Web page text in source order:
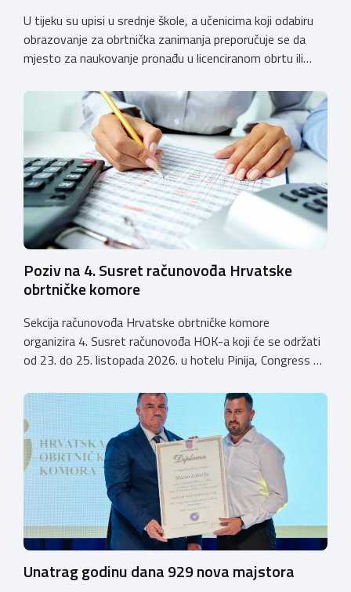
U tijeku su upisi u srednje škole, a učenicima koji odabiru
obrazovanje za obrtnička zanimanja preporučuje se da
mjesto za naukovanje pronađu u licenciranom obrtu ili
koji još nemaju licenciju da pokrenu postupak
licenciranja kako bi budućim učenicima omogućili
kvalitetno i sigurno stjecanje praktičnih znanja, a
istodobno ulagali u razvoj […]
Poziv na 4. Susret računovođa Hrvatske
obrtničke komore
Sekcija računovođa Hrvatske obrtničke komore
organizira 4. Susret računovođa HOK-a koji će se održati
od 23. do 25. listopada 2026. u hotelu Pinija, Congress &
otvoren u petak, 23. listopada 2026. u
poslijepodnevnim, uz uvodno predavanje i pozdrav
domaćina. Tijekom subote, 24. listopada, održavat će se
predavanja, interaktivne radionice te okrugli stolovi na
aktualne teme. […]
Unatrag godinu dana 929 nova majstora